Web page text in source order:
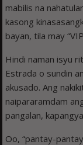
mabilis na
kasong
bayan, tila may
Hindi naman isyu
Estrada o sundin
akusado. Ang
naipararamdam
pangalan,
Oo, “pantay-